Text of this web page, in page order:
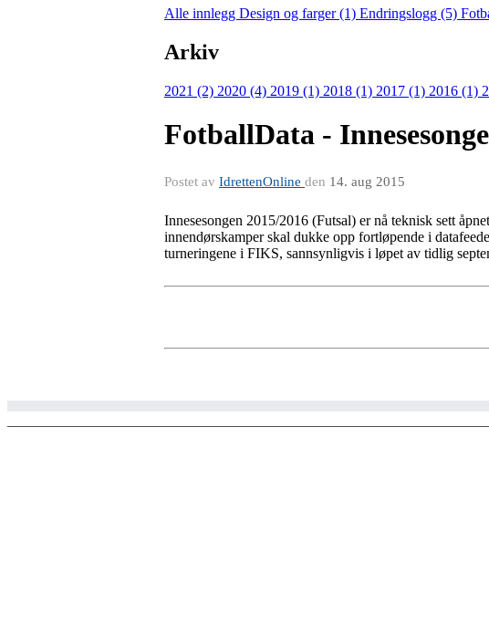
Alle innlegg Design og farger (1) Endringslogg (5)
Arkiv
2021 (2) 2020 (4) 2019 (1) 2018 (1) 2017 (1) 2016 (1)
FotballData -
Postet av IdrettenOnline den 14. aug 2015
Innesesongen 2015/2016 (Futsal) er nå teknisk sett
innendørskamper skal dukke opp fortløpende i
turneringene i FIKS, sannsynligvis i løpet av tidlig